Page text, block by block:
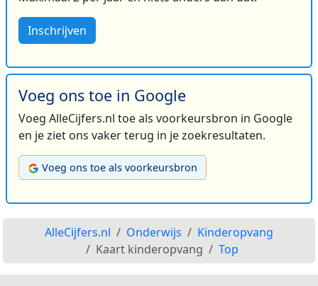
Inschrijven
Voeg ons toe in Google
Voeg AlleCijfers.nl toe als voorkeursbron in Google
en je ziet ons vaker terug in je zoekresultaten.
Voeg ons toe als voorkeursbron
AlleCijfers.nl Onderwijs
Kinderopvang
Kaart kinderopvang
Top